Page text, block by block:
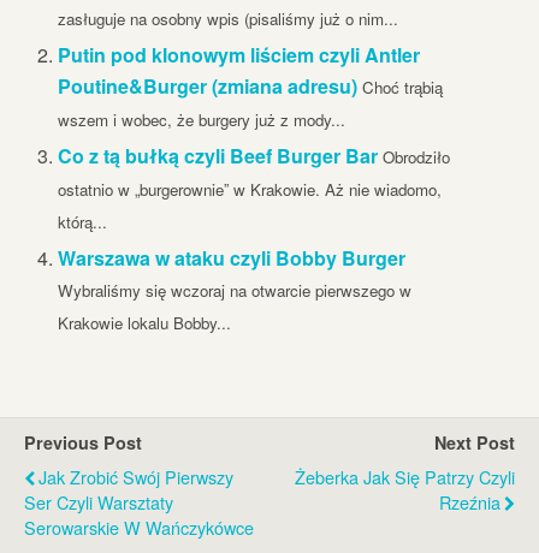
zasługuje na osobny wpis (pisaliśmy już o nim...
Putin pod klonowym liściem czyli Antler
Poutine&Burger (zmiana adresu) Choć trąbią
wszem i wobec, że burgery już z mody...
Co z tą bułką czyli Beef Burger Bar Obrodziło
ostatnio w „burgerownie” w Krakowie. Aż nie wiadomo,
którą...
Warszawa w ataku czyli Bobby Burger
Wybraliśmy się wczoraj na otwarcie pierwszego w
Krakowie lokalu Bobby...
Previous Post
Jak Zrobić Swój Pierwszy
Ser Czyli Warsztaty
Serowarskie W Wańczykówce
Next Post
Żeberka Jak Się Patrzy Czyli
Rzeźnia